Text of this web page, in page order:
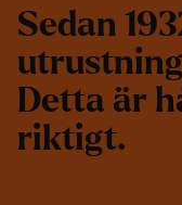
Sedan 193
utrustning
Detta är h
riktigt.